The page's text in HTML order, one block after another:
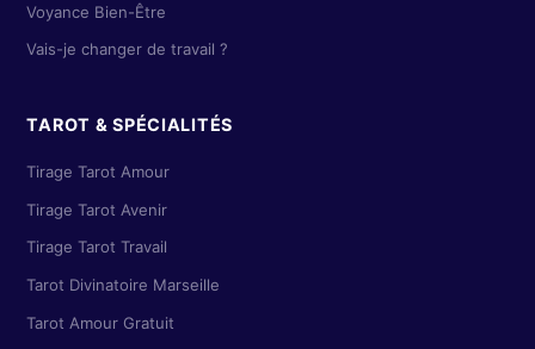
Voyance Bien-Être
Vais-je changer de travail ?
TAROT & SPÉCIALITÉS
Tirage Tarot Amour
Tirage Tarot Avenir
Tirage Tarot Travail
Tarot Divinatoire Marseille
Tarot Amour Gratuit